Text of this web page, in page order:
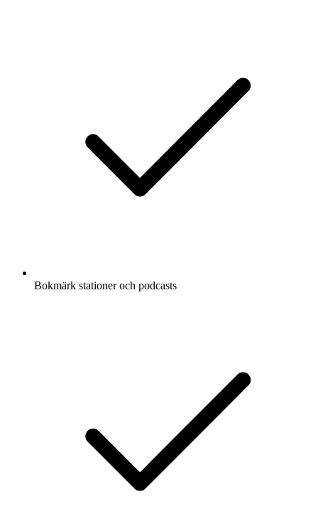
Bokmärk stationer och podcasts